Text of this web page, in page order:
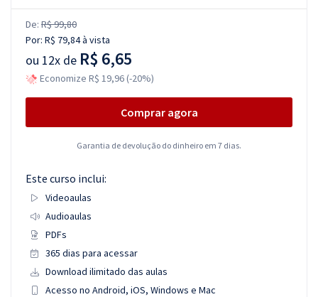
De: R$ 99,80
Por: R$ 79,84à vista
ou 12x de R$ 6,65
Economize R$ 19,96 (-20%)
Comprar agora
Garantia de devolução do dinheiro em 7 dias.
Este curso inclui:
Videoaulas
Audioaulas
PDFs
365 dias para acessar
Download ilimitado das aulas
Acesso no Android, iOS, Windows e Mac